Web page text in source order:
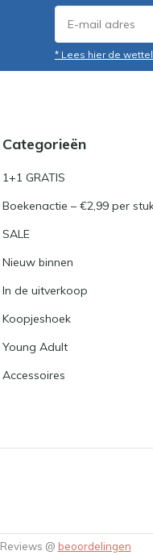
* Lees hier de
Categorieën
1+1 GRATIS
Boekenactie – €2,99 per
SALE
Nieuw binnen
In de uitverkoop
Koopjeshoek
Young Adult
Accessoires
Reviews @ beoordelingen